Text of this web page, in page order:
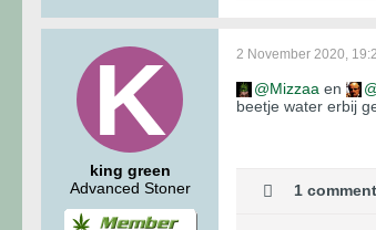
king green
Advanced Stoner
2 November 2020,
Mizzaa en
beetje water erbij
1 comment